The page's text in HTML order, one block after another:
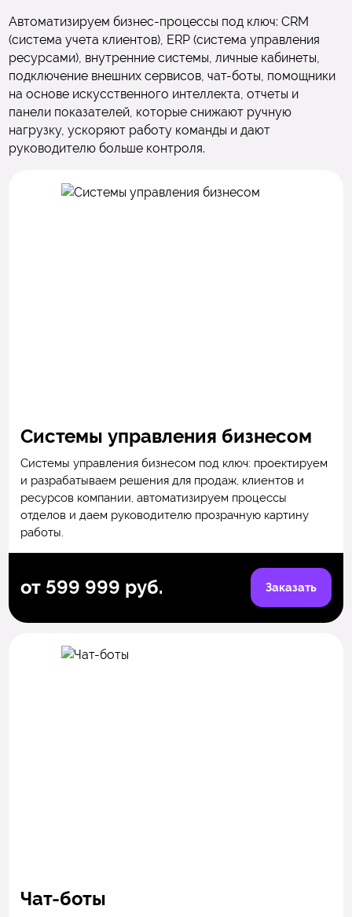
Автоматизируем бизнес-процессы под ключ: CRM
(система учета клиентов), ERP (система управления
ресурсами), внутренние системы, личные кабинеты,
подключение внешних сервисов, чат-боты, помощники
на основе искусственного интеллекта, отчеты и
панели показателей, которые снижают ручную
нагрузку, ускоряют работу команды и дают
руководителю больше контроля.
Системы управления бизнесом
Системы управления бизнесом под ключ: проектируем
и разрабатываем решения для продаж, клиентов и
ресурсов компании, автоматизируем процессы
отделов и даем руководителю прозрачную картину
работы.
от 599 999 руб. Заказать
Чат-боты